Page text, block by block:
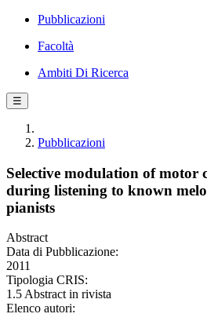
Pubblicazioni
Facoltà
Ambiti Di Ricerca
☰
Pubblicazioni
Selective modulation of motor
during listening to known
pianists
Abstract
Data di Pubblicazione:
2011
Tipologia CRIS:
1.5 Abstract in rivista
Elenco autori: